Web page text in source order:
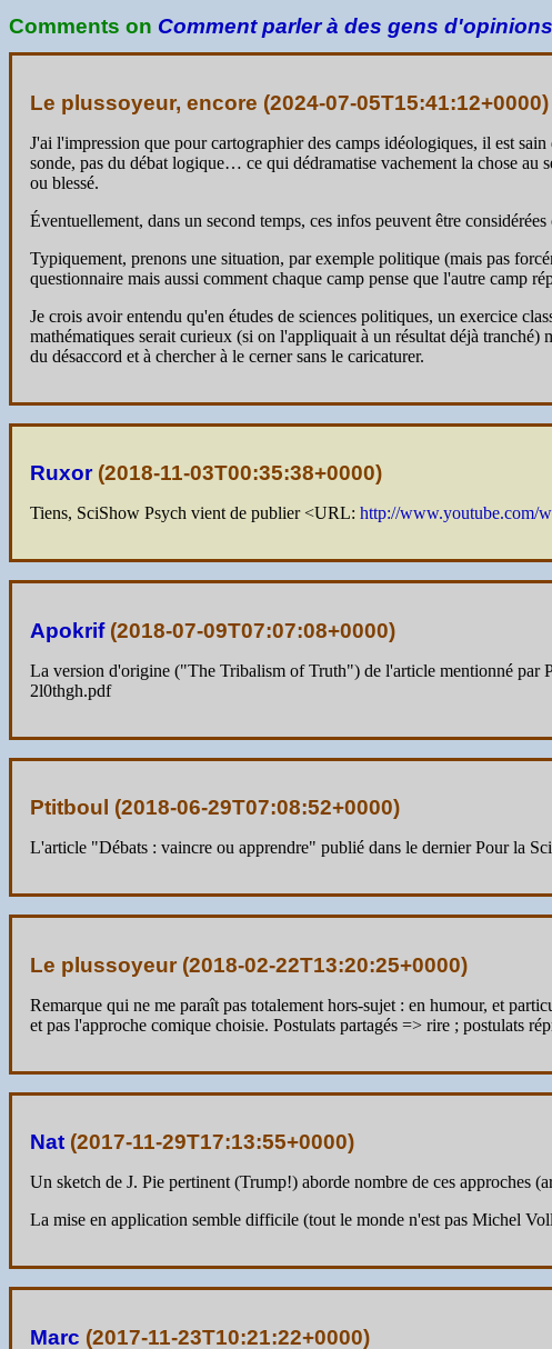
Comments on Comment parler à des gens
Le plussoyeur, encore (2024-07-05T15:41:12+0000)
J'ai l'impression que pour cartographier des camps idéologiques, il est
sonde, pas du débat logique… ce qui dédramatise vachement la chose au
ou blessé.
Éventuellement, dans un second temps, ces infos peuvent être
Typiquement, prenons une situation, par exemple politique (mais pas
questionnaire mais aussi comment chaque camp pense que l'autre camp
Je crois avoir entendu qu'en études de sciences politiques, un exercice
mathématiques serait curieux (si on l'appliquait à un résultat déjà tranché)
du désaccord et à chercher à le cerner sans le caricaturer.
Ruxor(2018-11-03T00:35:38+0000)
Tiens, SciShow Psych vient de publier <URL: http://www.youtube.com/
Apokrif(2018-07-09T07:07:08+0000)
La version d'origine ("The Tribalism of Truth") de l'article mentionné par
2l0thgh.pdf
Ptitboul (2018-06-29T07:08:52+0000)
L'article "Débats : vaincre ou apprendre" publié dans le dernier Pour la
Le plussoyeur (2018-02-22T13:20:25+0000)
Remarque qui ne me paraît pas totalement hors-sujet : en humour, et
et pas l'approche comique choisie. Postulats partagés => rire ; postulats
Nat (2017-11-29T17:13:55+0000)
Un sketch de J. Pie pertinent (Trump!) aborde nombre de ces
La mise en application semble difficile (tout le monde n'est pas Michel
Marc (2017-11-23T10:21:22+0000)